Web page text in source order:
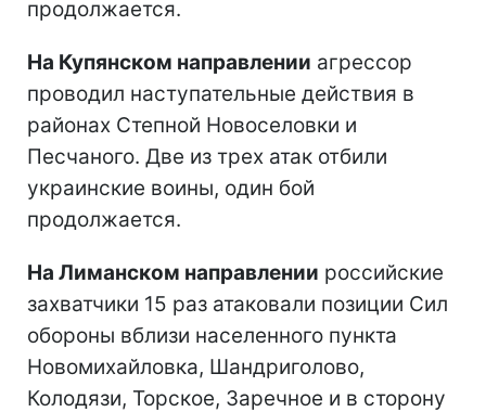
продолжается.
На Купянском направлении агрессор
проводил наступательные действия в
районах Степной Новоселовки и
Песчаного. Две из трех атак отбили
украинские воины, один бой
продолжается.
На Лиманском направлении российские
захватчики 15 раз атаковали позиции Сил
обороны вблизи населенного пункта
Новомихайловка, Шандриголово,
Колодязи, Торское, Заречное и в сторону